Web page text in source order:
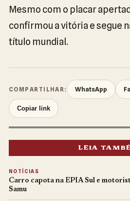
Mesmo com o placar
confirmou a vitória e segue
título mundial.
COMPARTILHAR: WhatsApp
Copiar link
LEIA
NOTÍCIAS
Carro capota na EPIA Sul e
Samu